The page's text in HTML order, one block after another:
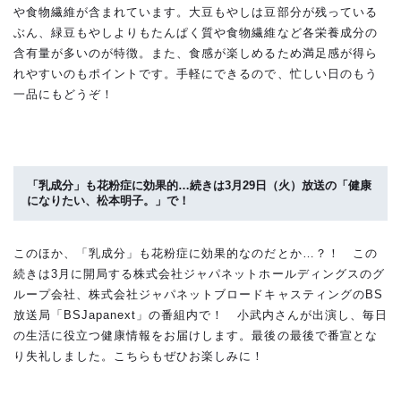
や食物繊維が含まれています。大豆もやしは豆部分が残っている
ぶん、緑豆もやしよりもたんぱく質や食物繊維など各栄養成分の
含有量が多いのが特徴。また、食感が楽しめるため満足感が得ら
れやすいのもポイントです。手軽にできるので、忙しい日のもう
一品にもどうぞ！
「乳成分」も花粉症に効果的…続きは3月29日（火）放送の「 健康
になりたい、松本明子。
」で！
このほか、「乳成分」も花粉症に効果的なのだとか…？！ この
続きは3月に開局する株式会社ジャパネットホールディングスのグ
ループ会社、株式会社ジャパネットブロードキャスティングのBS
放送局「BSJapanext」の番組内で！ 小武内さんが出演し、毎日
の生活に役立つ健康情報をお届けします。最後の最後で番宣とな
り失礼しました。こちらもぜひお楽しみに！